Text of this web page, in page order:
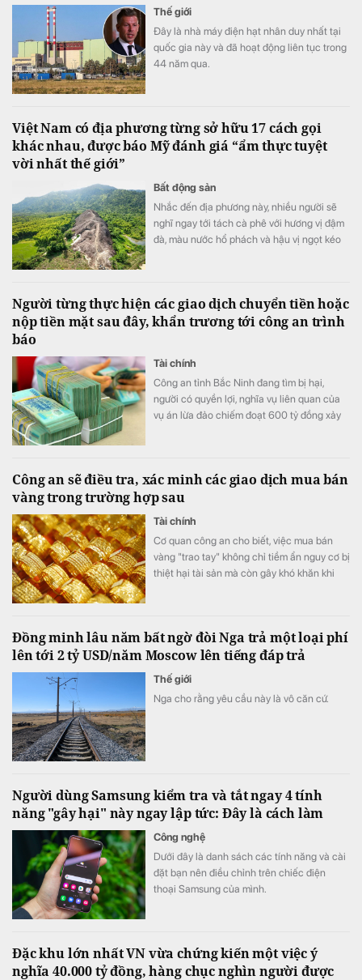
Thế giới
Đây là nhà máy điện hạt nhân duy nhất tại
quốc gia này và đã hoạt động liên tục trong
44 năm qua.
Việt Nam có địa phương từng sở hữu 17 cách gọi
khác nhau, được báo Mỹ đánh giá “ẩm thực tuyệt
vời nhất thế giới”
Bất động sản
Nhắc đến địa phương này, nhiều người sẽ
nghĩ ngay tới tách cà phê với hương vị đậm
đà, màu nước hổ phách và hậu vị ngọt kéo
Người từng thực hiện các giao dịch chuyển tiền hoặc
nộp tiền mặt sau đây, khẩn trương tới công an trình
báo
Tài chính
Công an tỉnh Bắc Ninh đang tìm bị hại,
người có quyền lợi, nghĩa vụ liên quan của
vụ án lừa đảo chiếm đoạt 600 tỷ đồng xảy
Công an sẽ điều tra, xác minh các giao dịch mua bán
vàng trong trường hợp sau
Tài chính
Cơ quan công an cho biết, việc mua bán
vàng "trao tay" không chỉ tiềm ẩn nguy cơ bị
thiệt hại tài sản mà còn gây khó khăn khi
Đồng minh lâu năm bất ngờ đòi Nga trả một loại phí
lên tới 2 tỷ USD/năm Moscow lên tiếng đáp trả
Thế giới
Nga cho rằng yêu cầu này là vô căn cứ.
Người dùng Samsung kiểm tra và tắt ngay 4 tính
năng "gây hại" này ngay lập tức: Đây là cách làm
Công nghệ
Dưới đây là danh sách các tính năng và cài
đặt bạn nên điều chỉnh trên chiếc điện
thoại Samsung của mình.
Đặc khu lớn nhất VN vừa chứng kiến một việc ý
nghĩa 40.000 tỷ đồng, hàng chục nghìn người được